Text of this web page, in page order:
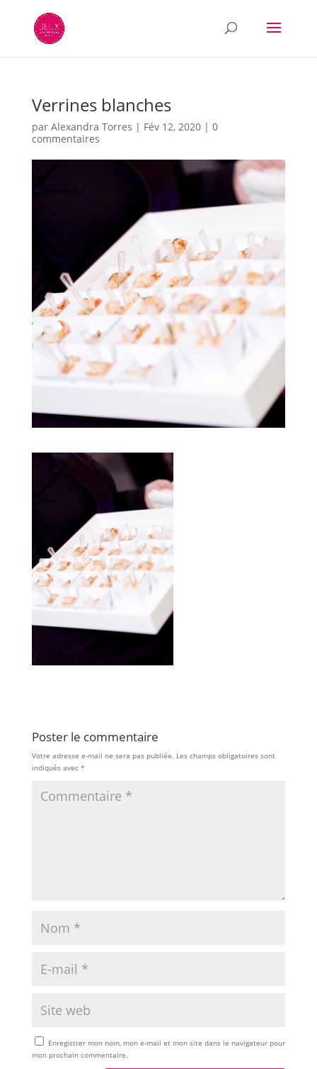
Verrines blanches
par Alexandra Torres | Fév 12, 2020| 0
commentaires
Poster le commentaire
Votre adresse e-mail ne sera pas publiée. Les champs obligatoires sont
indiqués avec *
Enregistrer mon nom, mon e-mail et mon site dans le navigateur pour
mon prochain commentaire.